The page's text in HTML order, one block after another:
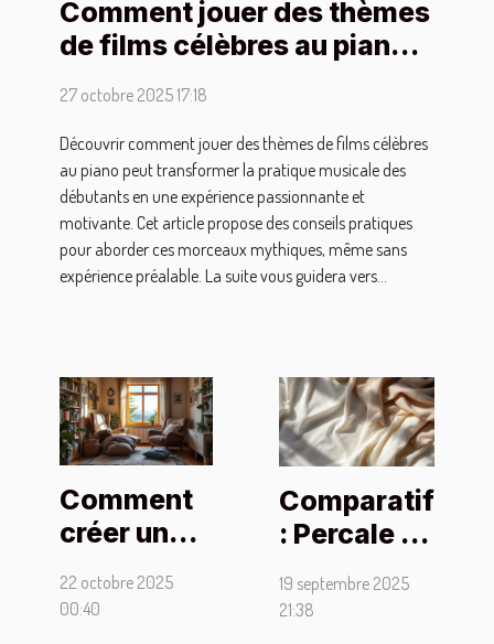
Comment jouer des thèmes
de films célèbres au piano
pour débutants ?
27 octobre 2025 17:18
Découvrir comment jouer des thèmes de films célèbres
au piano peut transformer la pratique musicale des
débutants en une expérience passionnante et
motivante. Cet article propose des conseils pratiques
pour aborder ces morceaux mythiques, même sans
expérience préalable. La suite vous guidera vers...
Comment
créer une
lecture
22 octobre 2025
00:40
Comparatif
: Percale de
Satin de
19 septembre 2025
21:38